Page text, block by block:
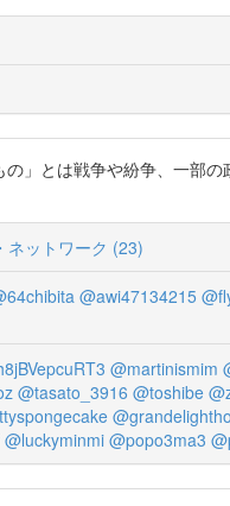
」とは戦争や紛争、一部の
ネットワーク (23)
@awi47134215
@martinismim
@tasato_3916 @toshibe
@luckyminmi @popo3ma3